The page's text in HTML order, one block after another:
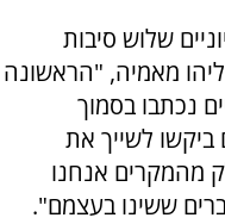
שלוש סיבות
מאמיה, "הראשונה
נכתבו בסמוך
ביקשו לשייך את
מהמקרים אנחנו
ששינו בעצמם".